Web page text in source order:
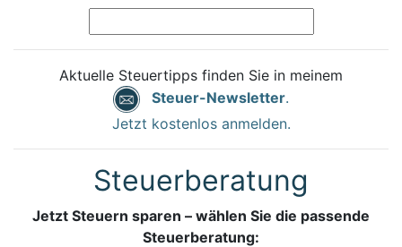
Aktuelle Steuertipps finden Sie in meinem
Steuer-Newsletter.
Jetzt kostenlos anmelden.
Steuerberatung
Jetzt Steuern sparen – wählen Sie die passende
Steuerberatung: